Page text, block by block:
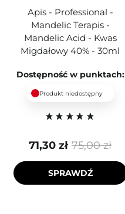
Apis - Professional -
Mandelic Terapis -
Mandelic Acid - Kwas
Migdałowy 40% - 30ml
Dostępność w punktach:
Produkt niedostępny
75,00 zł
71,30 zł
SPRAWDŹ